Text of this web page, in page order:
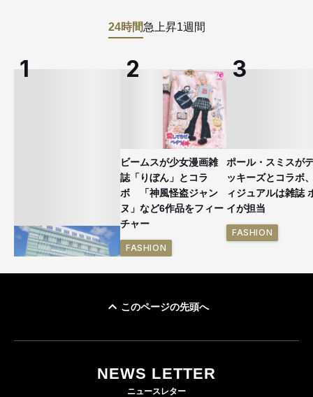
24時間急上昇1週間
ビームスが少女漫画雑
誌「りぼん」とコラ
ボ 「神風怪盗ジャン
ヌ」など6作品をフィー
チャー
FASHION
ポール・スミスが
ッキーズとコラボ
ィジュアルは雑誌
イが担当
FASHION
このページの先頭へ
NEWS LETTER
ニュースレター